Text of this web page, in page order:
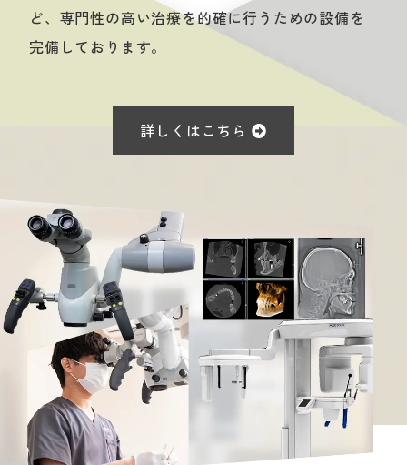
ど、専門性の高い治療を的確に行うための設備を
完備しております。
詳しくはこちら